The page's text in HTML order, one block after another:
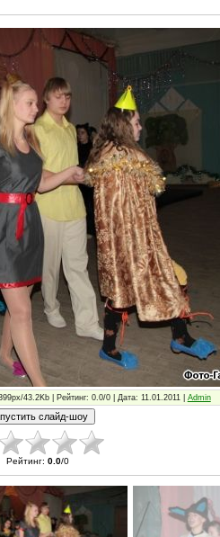
43.2Kb | Рейтинг: 0.0/0 | Дата: 11.01.2011 | Admin
Рейтинг: 0.0/0